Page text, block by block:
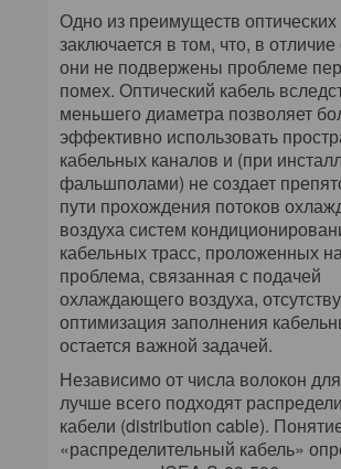
Одно из преимуществ оптических
заключается в том, что, в
они не подвержены проблеме
помех. Оптический кабель
меньшего диаметра позволяет
эффективно использовать
кабельных каналов и (при
фальшполами) не создает
пути прохождения потоков
воздуха систем
кабельных трасс, проложенных
проблема, связанная с подачей
охлаждающего воздуха,
оптимизация заполнения
остается важной задачей.
Независимо от числа волокон
лучше всего подходят
кабели (distribution cable).
«распределительный кабель»